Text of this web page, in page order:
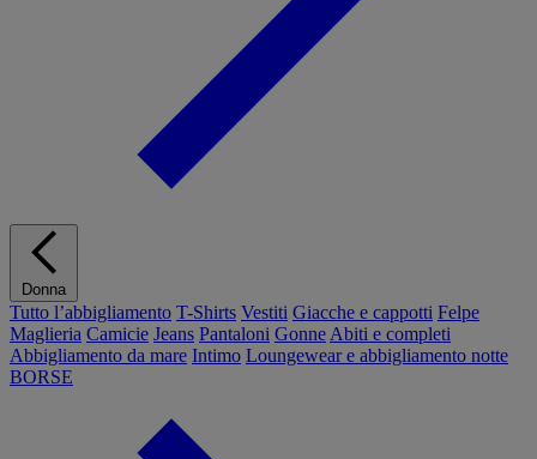
Donna
Tutto l’abbigliamento T-Shirts Vestiti Giacche e cappotti Felpe
Maglieria Camicie Jeans Pantaloni Gonne Abiti e completi
Abbigliamento da mare Intimo Loungewear e abbigliamento notte
BORSE